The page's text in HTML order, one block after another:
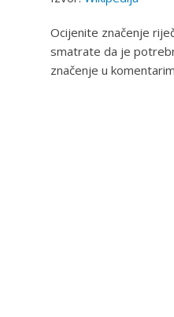
Ocijenite značenje
smatrate da je
značenje u